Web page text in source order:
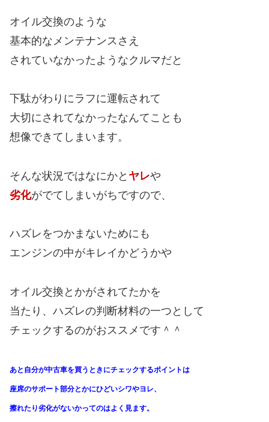
オイル交換のような
基本的なメンテナンスさえ
されていなかったようなクルマだと
下駄がわりにラフに運転されて
大切にされてなかったなんてことも
想像できてしまいます。
そんな状況ではなにかと ヤレや
劣化がでてしまいがちですので、
ハズレをつかまないためにも
エンジンの中がキレイかどうかや
オイル交換とかがされてたかを
当たり、ハズレの判断材料の一つとして
チェックするのがおススメです＾＾
あと自分が中古車を買うときにチェックするポイントは
座席のサポート部分とかにひどいシワやヨレ、
擦れたり劣化がないかってのはよく見ます。